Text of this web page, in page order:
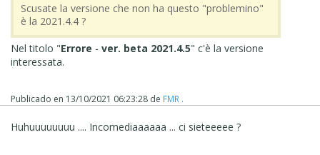
Scusate la versione che non ha questo "problemino"
è la 2021.4.4 ?
Nel titolo "Errore - ver. beta 2021.4.5" c'è la versione
interessata.
Publicado en 13/10/2021 06:23:28 de FMR .
Huhuuuuuuuu .... Incomediaaaaaa ... ci sieteeeee ?